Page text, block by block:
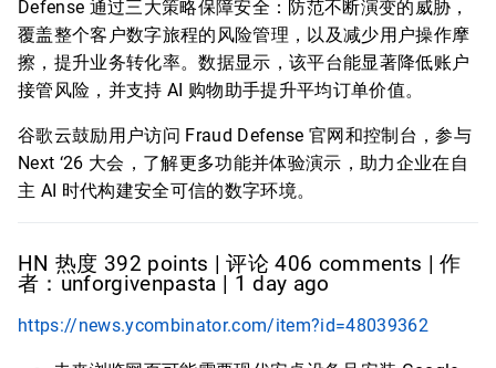
Defense 通过三大策略保障安全：防范不断演变的威胁，
覆盖整个客户数字旅程的风险管理，以及减少用户操作摩
擦，提升业务转化率。数据显示，该平台能显著降低账户
接管风险，并支持 AI 购物助手提升平均订单价值。
谷歌云鼓励用户访问 Fraud Defense 官网和控制台，参与
Next ‘26 大会，了解更多功能并体验演示，助力企业在自
主 AI 时代构建安全可信的数字环境。
HN 热度 392 points | 评论 406 comments | 作
者：unforgivenpasta | 1 day ago
https://news.ycombinator.com/item?id=48039362